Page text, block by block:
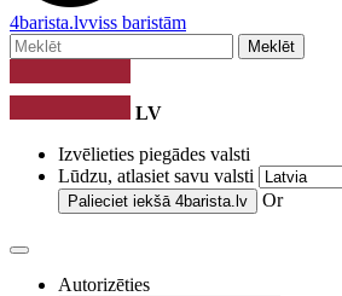
4barista.lvviss baristām
Meklēt
LV
Izvēlieties piegādes valsti
Lūdzu, atlasiet savu valsti
Palieciet iekšā 4barista.lv Or
Autorizēties